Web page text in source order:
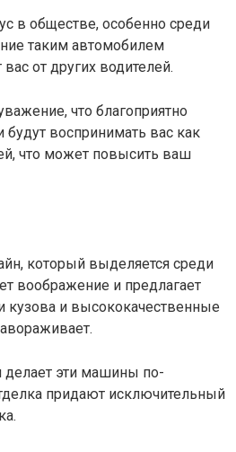
в обществе, особенно среди
таким автомобилем
от других водителей.
что благоприятно
воспринимать вас как
что может повысить ваш
который выделяется среди
воображение и предлагает
и высококачественные
делает эти машины по-
придают исключительный